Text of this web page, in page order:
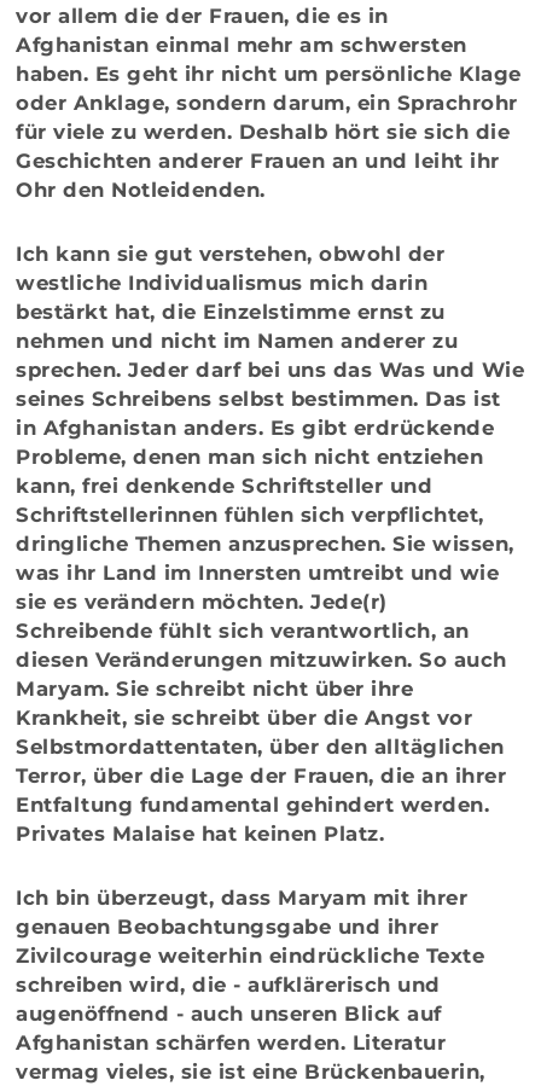
vor allem die der Frauen, die es in
Afghanistan einmal mehr am schwersten
haben. Es geht ihr nicht um persönliche Klage
oder Anklage, sondern darum, ein Sprachrohr
für viele zu werden. Deshalb hört sie sich die
Geschichten anderer Frauen an und leiht ihr
Ohr den Notleidenden.
Ich kann sie gut verstehen, obwohl der
westliche Individualismus mich darin
bestärkt hat, die Einzelstimme ernst zu
nehmen und nicht im Namen anderer zu
sprechen. Jeder darf bei uns das Was und Wie
seines Schreibens selbst bestimmen. Das ist
in Afghanistan anders. Es gibt erdrückende
Probleme, denen man sich nicht entziehen
kann, frei denkende Schriftsteller und
Schriftstellerinnen fühlen sich verpflichtet,
dringliche Themen anzusprechen. Sie wissen,
was ihr Land im Innersten umtreibt und wie
sie es verändern möchten. Jede(r)
Schreibende fühlt sich verantwortlich, an
diesen Veränderungen mitzuwirken. So auch
Maryam. Sie schreibt nicht über ihre
Krankheit, sie schreibt über die Angst vor
Selbstmordattentaten, über den alltäglichen
Terror, über die Lage der Frauen, die an ihrer
Entfaltung fundamental gehindert werden.
Privates Malaise hat keinen Platz.
Ich bin überzeugt, dass Maryam mit ihrer
genauen Beobachtungsgabe und ihrer
Zivilcourage weiterhin eindrückliche Texte
schreiben wird, die - aufklärerisch und
augenöffnend - auch unseren Blick auf
Afghanistan schärfen werden. Literatur
vermag vieles, sie ist eine Brückenbauerin,